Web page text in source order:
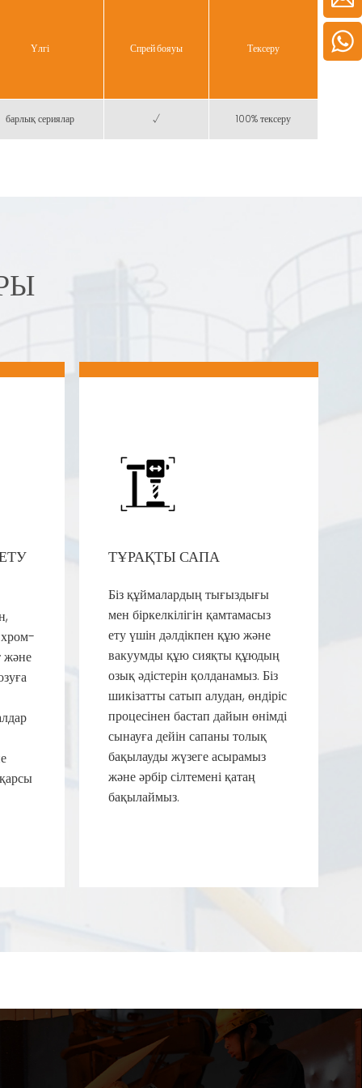
Үлгі Спрей бояуы Тексеру
барлық сериялар √ 100% тексеру
хром-
және
ТҰРАҚТЫ САПА
Біз құймалардың тығыздығы
мен біркелкілігін қамтамасыз
ету үшін дәлдікпен құю және
вакуумды құю сияқты құюдың
озық әдістерін қолданамыз. Біз
шикізатты сатып алудан, өндіріс
процесінен бастап дайын өнімді
сынауға дейін сапаны толық
бақылауды жүзеге асырамыз
және әрбір сілтемені қатаң
бақылаймыз.